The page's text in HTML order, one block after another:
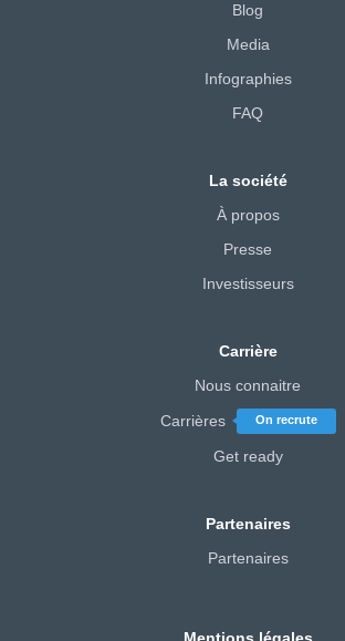
Blog
Media
Infographies
FAQ
La société
À propos
Presse
Investisseurs
Carrière
Nous connaitre
Carrières
On recrute
Get ready
Partenaires
Partenaires